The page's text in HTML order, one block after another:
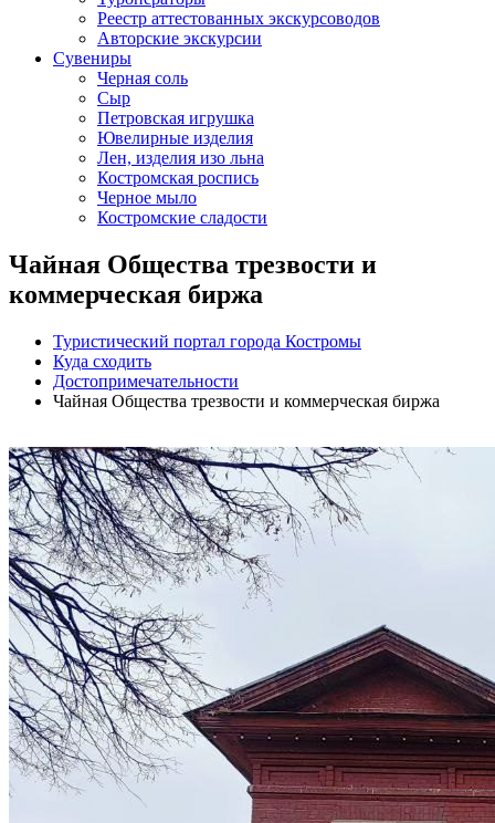
Реестр аттестованных экскурсоводов
Авторские экскурсии
Сувениры
Черная соль
Сыр
Петровская игрушка
Ювелирные изделия
Лен, изделия изо льна
Костромская роспись
Черное мыло
Костромские сладости
Чайная Общества трезвости и
коммерческая биржа
Туристический портал города Костромы
Куда сходить
Достопримечательности
Чайная Общества трезвости и коммерческая биржа